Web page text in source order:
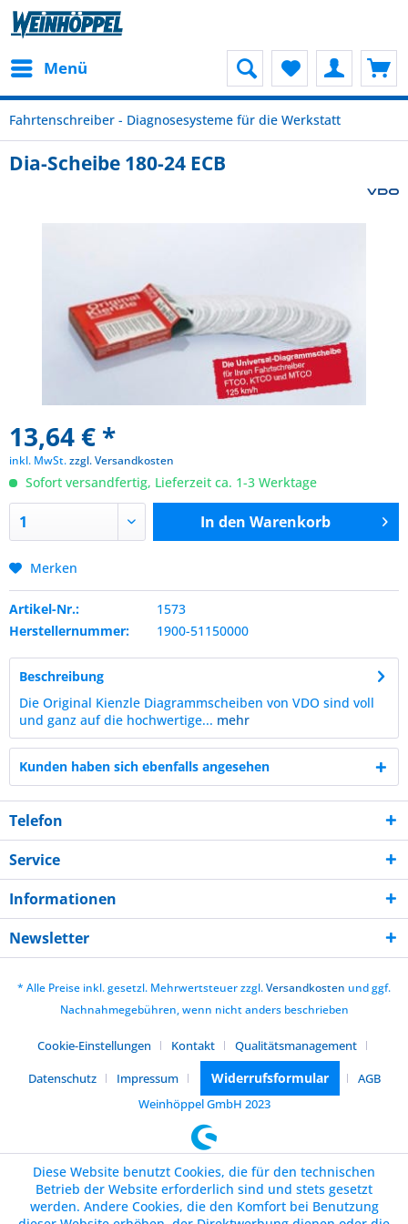
Menü
Fahrtenschreiber - Diagnosesysteme für die Werkstatt
Dia-Scheibe 180-24 ECB
13,64 € *
inkl. MwSt.zzgl. Versandkosten
Sofort versandfertig, Lieferzeit ca. 1-3 Werktage
In den Warenkorb
Merken
Artikel-Nr.:
1573
Herstellernummer:
1900-51150000
Beschreibung
Die Original Kienzle Diagrammscheiben von VDO sind voll
und ganz auf die hochwertige... mehr
Kunden haben sich ebenfalls angesehen
Telefon
Service
Informationen
Newsletter
* Alle Preise inkl. gesetzl. Mehrwertsteuer zzgl.Versandkosten und ggf.
Nachnahmegebühren, wenn nicht anders beschrieben
Cookie-Einstellungen Kontakt
Qualitätsmanagement
Datenschutz
Impressum Widerrufsformular
AGB
Weinhöppel GmbH 2023
Diese Website benutzt Cookies, die für den technischen
Betrieb der Website erforderlich sind und stets gesetzt
werden. Andere Cookies, die den Komfort bei Benutzung